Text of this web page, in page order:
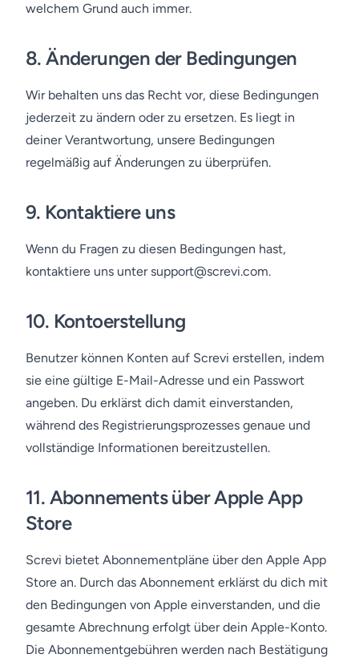
welchem Grund auch immer.
8.Änderungen der Bedingungen
Wir behalten uns das Recht vor, diese Bedingungen
jederzeit zu ändern oder zu ersetzen. Es liegt in
deiner Verantwortung, unsere Bedingungen
regelmäßig auf Änderungen zu überprüfen.
9. Kontaktiere uns
Wenn du Fragen zu diesen Bedingungen hast,
kontaktiere uns unter support@screvi.com.
10. Kontoerstellung
Benutzer können Konten auf Screvi erstellen, indem
sie eine gültige E-Mail-Adresse und ein Passwort
angeben. Du erklärst dich damit einverstanden,
während des Registrierungsprozesses genaue und
vollständige Informationen bereitzustellen.
11. Abonnements über Apple App
Store
Screvi bietet Abonnementpläne über den Apple App
Store an. Durch das Abonnement erklärst du dich mit
den Bedingungen von Apple einverstanden, und die
gesamte Abrechnung erfolgt über dein Apple-Konto.
Die Abonnementgebühren werden nach Bestätigung